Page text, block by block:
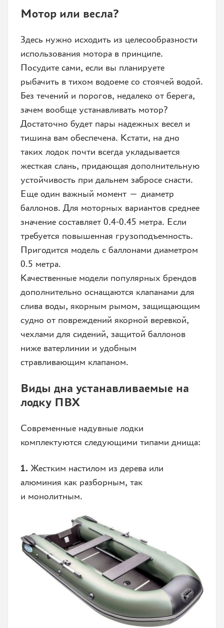
Мотор или весла?
Здесь нужно исходить из целесообразности
использования мотора в принципе.
Посудите сами, если вы планируете
рыбачить в тихом водоеме со стоячей водой.
Без течений и порогов, недалеко от берега,
зачем вообще устанавливать мотор?
Достаточно будет пары надежных весел и
тишина вам обеспечена. Кстати, на дно
таких лодок почти всегда укладывается
жесткая слань, придающая дополнительную
устойчивость при дальнем забросе снасти.
Еще один важный момент — диаметр
баллонов. Для моторных вариантов среднее
значение составляет 0.4-0.45 метра. Если
требуется повышенная грузоподъемность.
Пригодится модель с баллонами диаметром
0.5 метра.
Качественные модели популярных брендов
дополнительно оснащаются клапанами для
слива воды, якорным рымом, защищающим
судно от повреждений якорной веревкой,
чехлами для сидений, защитой баллонов
ниже ватерлинии и удобным
стравливающим клапаном.
Виды дна устанавливаемые на
лодку ПВХ
Современные надувные лодки
комплектуются следующими типами днища:
1. Жестким настилом из дерева или
алюминия как разборным, так
и монолитным.